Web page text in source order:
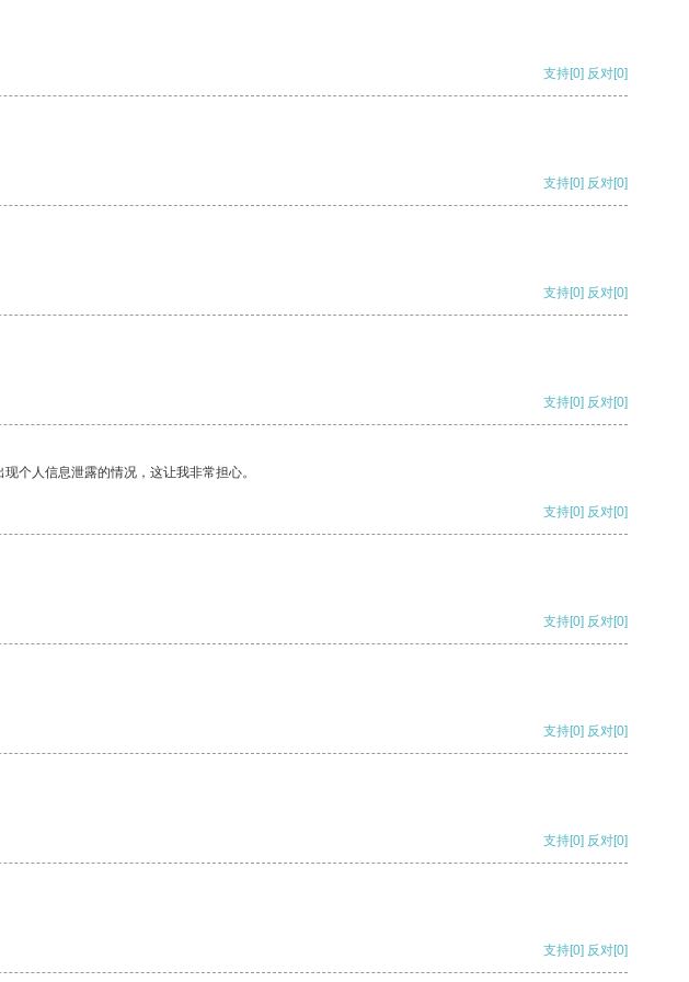
支持[0] 反对[0]
支持[0] 反对[0]
支持[0] 反对[0]
支持[0] 反对[0]
个人信息泄露的情况，这让我非常担心。
支持[0] 反对[0]
支持[0] 反对[0]
支持[0] 反对[0]
支持[0] 反对[0]
支持[0] 反对[0]